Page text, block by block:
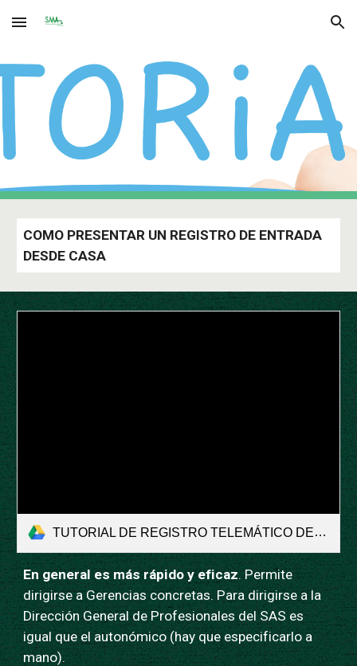
Skip to main content Skip to navigation
COMO PRESENTAR UN REGISTRO DE ENTRADA
DESDE CASA
TUTORIAL DE REGISTRO TELEMÁTICO DEL GOBIERNO DE ESPAÑA.pdf
En general es más rápido y eficaz. Permite
dirigirse a Gerencias concretas. Para dirigirse a la
Dirección General de Profesionales del SAS es
igual que el autonómico (hay que especificarlo a
mano).